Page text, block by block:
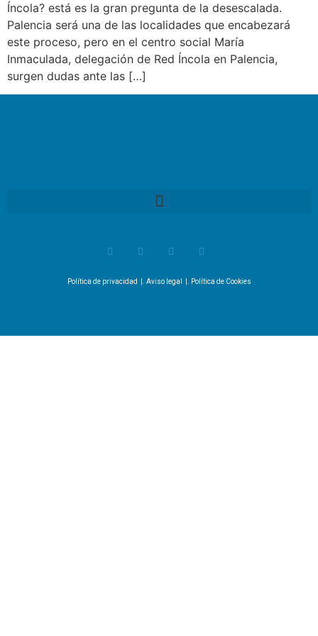
Íncola? está es la gran pregunta de la desescalada.
Palencia será una de las localidades que encabezará
este proceso, pero en el centro social María
Inmaculada, delegación de Red Íncola en Palencia,
surgen dudas ante las […]
Política de privacidad |. Aviso legal |. Política de Cookies